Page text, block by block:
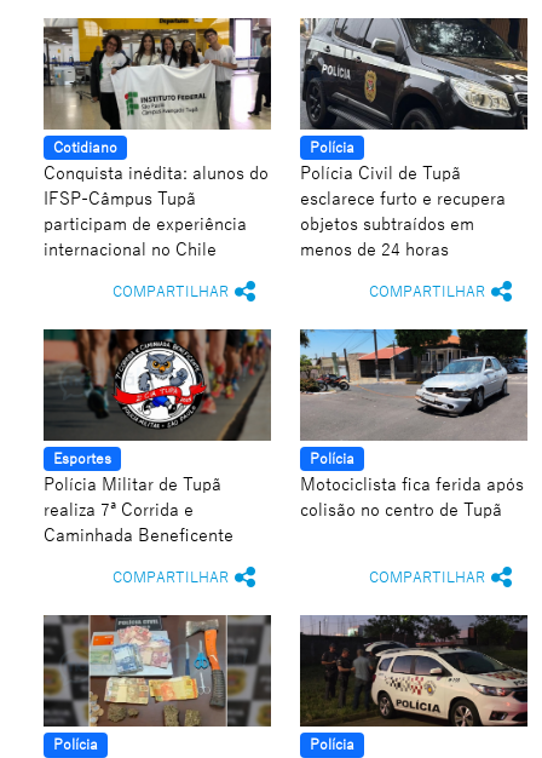
Cotidiano
Conquista inédita: alunos do
IFSP-Câmpus Tupã
participam de experiência
internacional no Chile
COMPARTILHAR
Polícia
Polícia Civil de Tupã
esclarece furto e recupera
objetos subtraídos em
menos de 24 horas
COMPARTILHAR
Esportes
Polícia Militar de Tupã
realiza 7ª Corrida e
Caminhada Beneficente
COMPARTILHAR
Polícia
Motociclista fica ferida após
colisão no centro de Tupã
COMPARTILHAR
Polícia Polícia